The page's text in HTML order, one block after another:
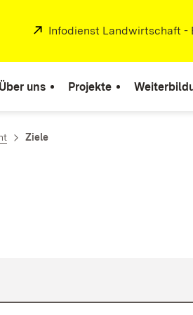
Extern:
Infodienst Landwirtschaft -
Über uns Projekte
Ziele